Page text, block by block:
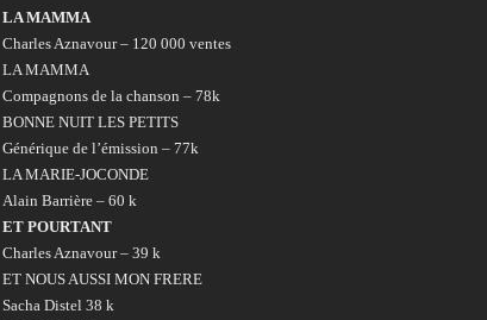
LA MAMMA
Charles Aznavour – 120 000 ventes
LA MAMMA
Compagnons de la chanson – 78k
BONNE NUIT LES PETITS
Générique de l’émission – 77k
LA MARIE-JOCONDE
Alain Barrière – 60 k
ET POURTANT
Charles Aznavour – 39 k
ET NOUS AUSSI MON FRERE
Sacha Distel 38 k